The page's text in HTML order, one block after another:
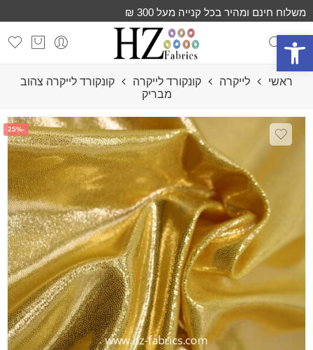
פתח סרגל נגישות
משלוח חינם ומהיר בכל קנייה מעל 300 ₪
ראשי לייקרה קונקורד לייקרה
קונקורד לייקרה צהוב
מבריק
-25%